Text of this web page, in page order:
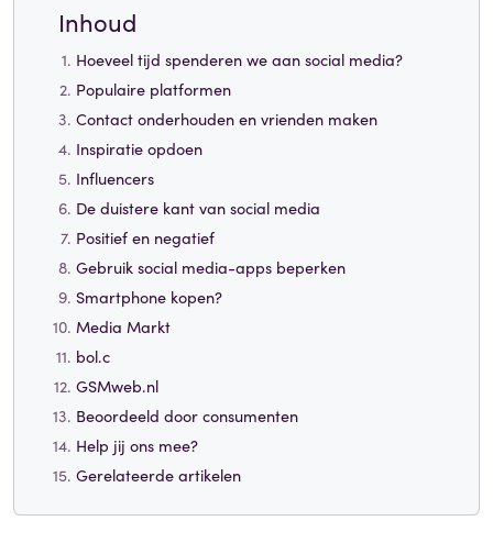
Inhoud
Hoeveel tijd spenderen we aan social media?
Populaire platformen
Contact onderhouden en vrienden maken
Inspiratie opdoen
Influencers
De duistere kant van social media
Positief en negatief
Gebruik social media-apps beperken
Smartphone kopen?
Media Markt
bol.c
GSMweb.nl
Beoordeeld door consumenten
Help jij ons mee?
Gerelateerde artikelen